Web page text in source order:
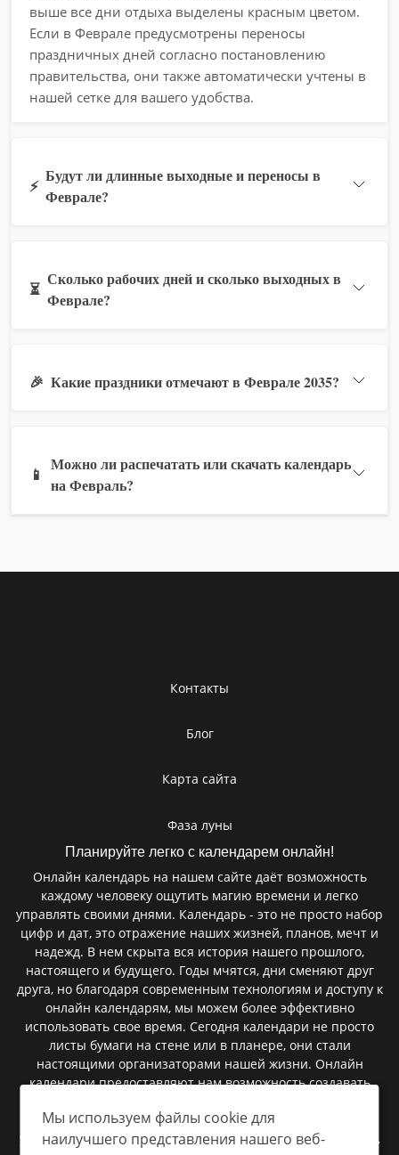
выше все дни отдыха выделены красным цветом.
Если в Феврале предусмотрены переносы
праздничных дней согласно постановлению
правительства, они также автоматически учтены в
нашей сетке для вашего удобства.
⚡
Будут ли длинные выходные и переносы в
Феврале?
⏳
Сколько рабочих дней и сколько выходных в
Феврале?
🎉 Какие праздники отмечают в Феврале 2035?
📱
Можно ли распечатать или скачать календарь
на Февраль?
Контакты
Блог
Карта сайта
Фаза луны
Планируйте легко с календарем онлайн!
Онлайн календарь на нашем сайте даёт возможность
каждому человеку ощутить магию времени и легко
управлять своими днями. Календарь - это не просто набор
цифр и дат, это отражение наших жизней, планов, мечт и
надежд. В нем скрыта вся история нашего прошлого,
настоящего и будущего. Годы мчятся, дни сменяют друг
друга, но благодаря современным технологиям и доступу к
онлайн календарям, мы можем более эффективно
использовать свое время. Сегодня календари не просто
листы бумаги на стене или в планере, они стали
настоящими организаторами нашей жизни. Онлайн
календари предоставляют нам возможность создавать
напоминания и следить за важными событиями. В них
умещаются сроки сдачи проектов, дни рождения близких,
Мы используем файлы cookie для
наилучшего представления нашего веб-